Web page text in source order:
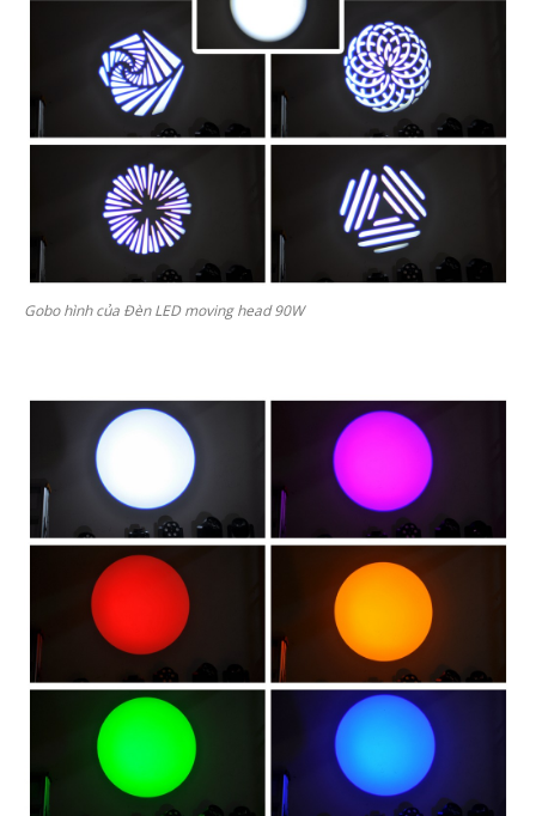
Gobo hình của Đèn LED moving head 90W